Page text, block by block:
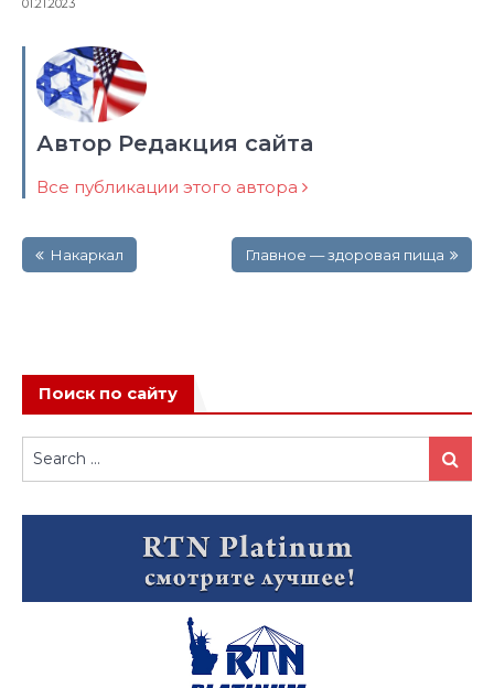
01.21.2023
Автор Редакция сайта
Все публикации этого автора
по Накаркал Главное — здоровая пища
Поиск по сайту
Search
for:
Search